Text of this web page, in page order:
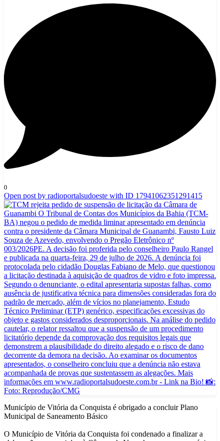
0
Open post by radioportalsudoeste with ID 17941062351291415
Município de Vitória da Conquista é obrigado a concluir Plano
Municipal de Saneamento Básico
O Município de Vitória da Conquista foi condenado a finalizar a